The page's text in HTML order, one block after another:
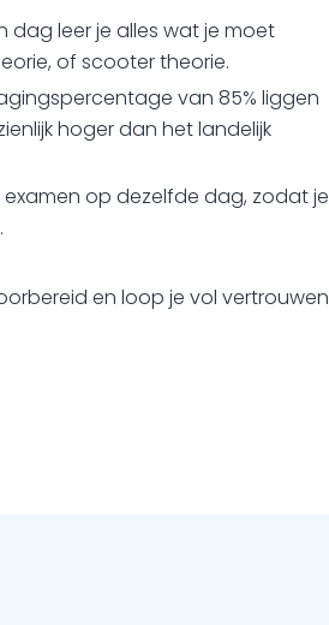
dag leer je alles wat je moet
of scooter theorie.
van 85% liggen
hoger dan het landelijk
examen op dezelfde dag, zodat je
en loop je vol vertrouwen